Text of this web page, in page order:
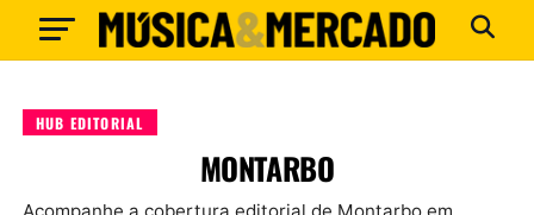
HUB EDITORIAL
MONTARBO